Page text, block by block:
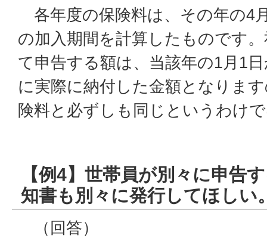
各年度の保険料は、その年の4
の加入期間を計算したものです
て申告する額は、当該年の1月1
に実際に納付した金額となりま
険料と必ずしも同じというわけ
【例4】世帯員が別々に申告
知書も別々に発行してほしい
（回答）